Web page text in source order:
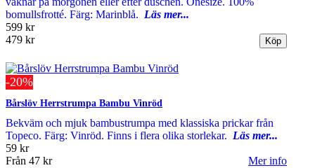
bomullsfrotté. Färg: Marinblå. Läs mer...
599 kr
479 kr
-20%
Bårslöv Herrstrumpa Bambu Vinröd
Bekväm och mjuk bambustrumpa med klassiska prickar från
Topeco. Färg: Vinröd. Finns i flera olika storlekar. Läs mer...
59 kr
Från 47 kr Mer info